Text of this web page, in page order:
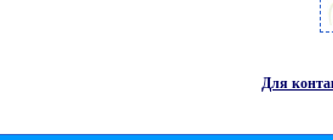
Для